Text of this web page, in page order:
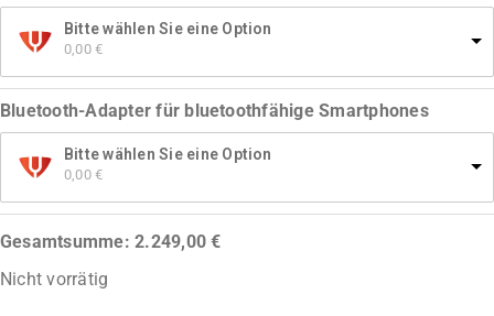
Bitte wählen Sie eine Option
0,00 €
Bluetooth-Adapter für bluetoothfähige Smartphones
Bitte wählen Sie eine Option
0,00 €
Gesamtsumme:2.249,00€
Nicht vorrätig